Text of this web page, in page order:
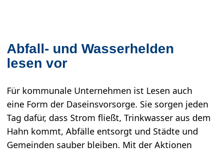
© Michelle Jekel
Abfall- und Wasserhelden
lesen vor
Für kommunale Unternehmen ist Lesen auch
eine Form der Daseinsvorsorge. Sie sorgen jeden
Tag dafür, dass Strom fließt, Trinkwasser aus dem
Hahn kommt, Abfälle entsorgt und Städte und
Gemeinden sauber bleiben. Mit der Aktionen